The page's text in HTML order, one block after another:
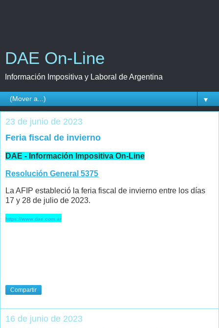
DAE On-Line
Información Impositiva y Laboral de Argentina
▼
23 de junio de 2023
Feria fiscal de invierno
DAE - Información Impositiva On-Line
Resolución General 5375
La AFIP estableció la feria fiscal de invierno entre los días
17 y 28 de julio de 2023.
https://www.dae.com.ar
Compartir
16 de junio de 2023